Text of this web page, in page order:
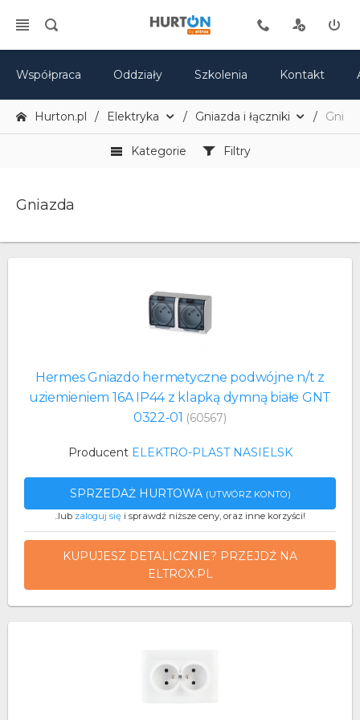
Współpraca Oddziały Szkolenia Kontakt
Hurton.pl Elektryka Gniazda i łączniki
Kategorie Filtry
Gniazda
Hermes Gniazdo hermetyczne podwójne n/t z
uziemieniem 16A IP44 z klapką dymną białe GNT
0322‑01 (60567)
Producent ELEKTRO-PLAST NASIELSK
SPRZEDAŻ HURTOWA (UTWÓRZ KONTO)
..lub zaloguj się i sprawdź niższe ceny, oraz inne korzyści!
KUPUJESZ DETALICZNIE? PRZEJDŹ NA
ELTROX.PL